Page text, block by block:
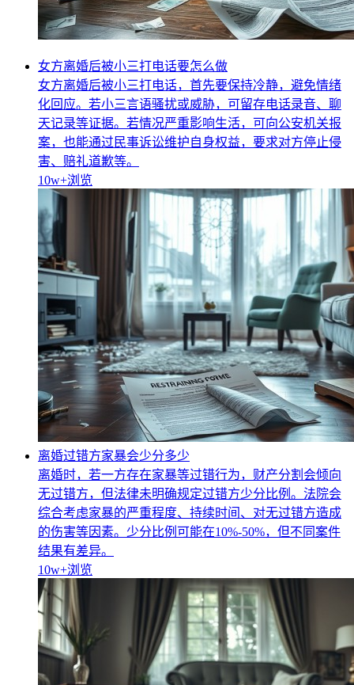
女方离婚后被小三打电话要怎么做
女方离婚后被小三打电话，首先要保持冷静，避免情绪
化回应。若小三言语骚扰或威胁，可留存电话录音、聊
天记录等证据。若情况严重影响生活，可向公安机关报
案，也能通过民事诉讼维护自身权益，要求对方停止侵
害、赔礼道歉等。
10w+浏览
离婚过错方家暴会少分多少
离婚时，若一方存在家暴等过错行为，财产分割会倾向
无过错方，但法律未明确规定过错方少分比例。法院会
综合考虑家暴的严重程度、持续时间、对无过错方造成
的伤害等因素。少分比例可能在10%-50%，但不同案件
结果有差异。
10w+浏览